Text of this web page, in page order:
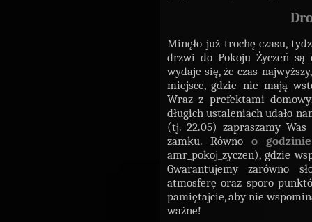
Minęło już trochę czasu,
drzwi do Pokoju Życzeń są
wydaje się, że czas
miejsce, gdzie nie mają
Wraz z prefektami
długich ustaleniach udało
(tj. 22.05) zapraszamy
zamku. Równo o
amr_pokoj_zyczen), gdzie
Gwarantujemy zarówno
atmosferę oraz sporo
pamiętajcie, aby nie
ważne!